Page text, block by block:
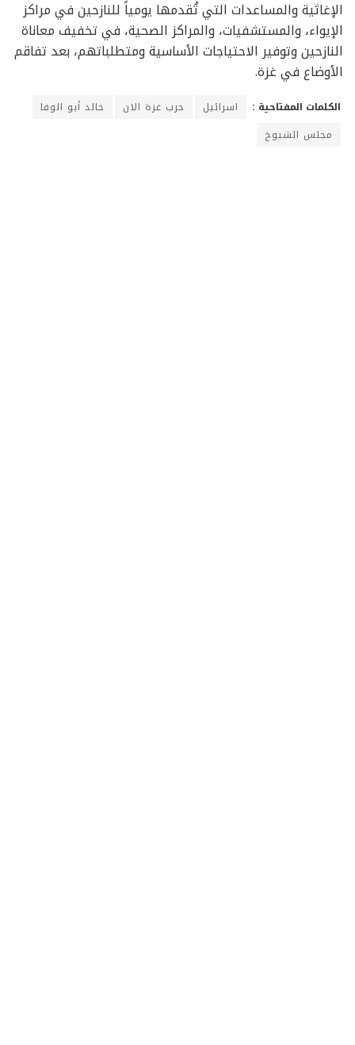
الإغاثية والمساعدات التي تُقدمها يومياً للنازحين في مراكز
الإيواء، والمستشفيات، والمراكز الصحية، في تخفيف معاناة
النازحين وتوفير الاحتياجات الأساسية ومتطلباتهم، بعد تفاقم
الأوضاع في غزة.
الكلمات المفتاحية : اسرائيل حرب غزة الان
خالد أبو الوفا
مجلس الشيوخ